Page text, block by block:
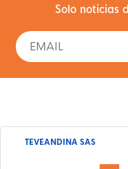
Solo noticias
TEVEANDINA SAS